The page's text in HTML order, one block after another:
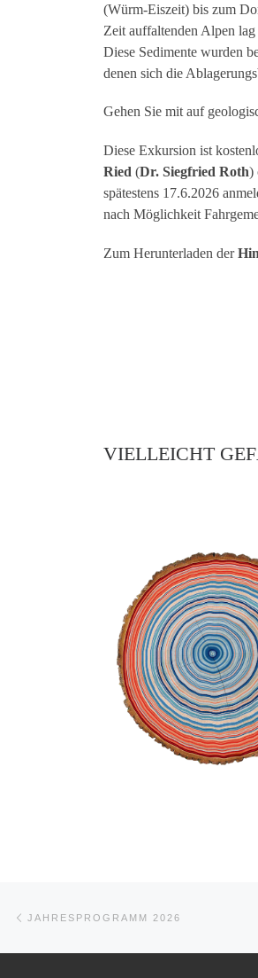
(Würm-Eiszeit) bis zum
Zeit auffaltenden Alpen
Diese Sedimente wurden
denen sich die
Gehen Sie mit auf
Diese Exkursion ist
Ried (Dr. Siegfried Roth)
spätestens 17.6.2026
nach Möglichkeit
Zum Herunterladen der
VIELLEICHT
Beitragsnavigation
JAHRESPROGRAMM 2026